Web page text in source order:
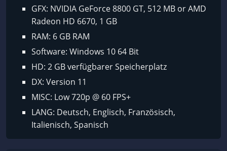
GFX: NVIDIA GeForce 8800 GT, 512 MB or AMD
Radeon HD 6670, 1 GB
RAM: 6 GB RAM
Software: Windows 10 64 Bit
HD: 2 GB verfügbarer Speicherplatz
DX: Version 11
MISC: Low 720p @ 60 FPS+
LANG: Deutsch, Englisch, Französisch,
Italienisch, Spanisch